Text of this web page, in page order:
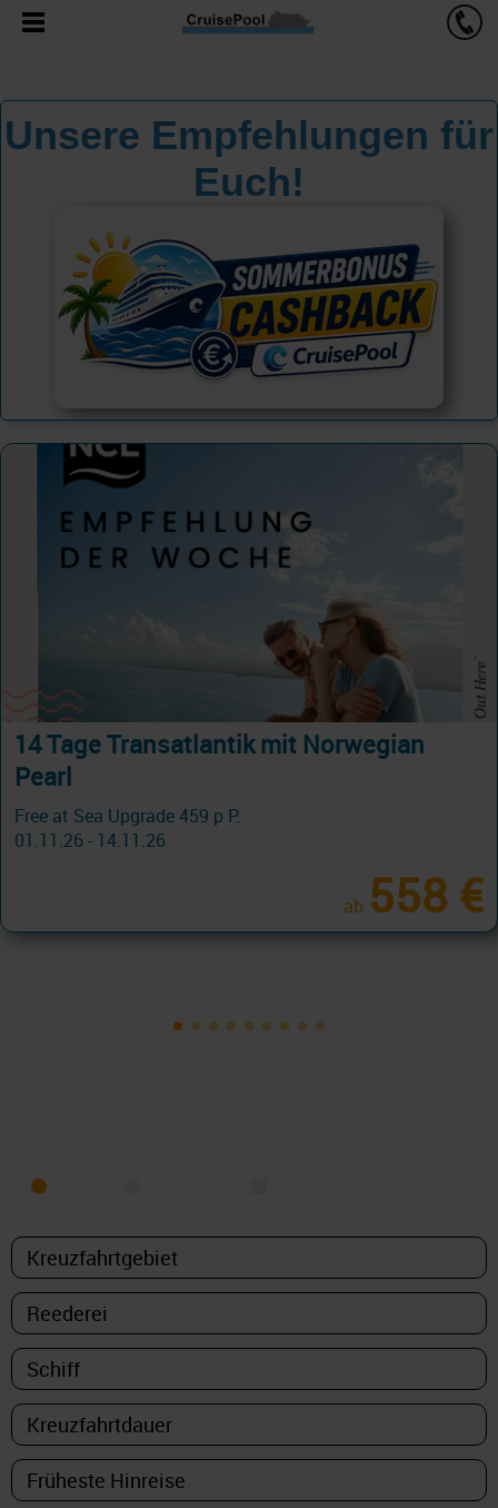
Unsere Empfehlungen für
Euch!
Mit Costa auf die Kanaren inklusive Flug !
Jetzt Winterauszeit buchen...
Costa Flugpaket Kanaren 8 Tage ab/an Las Palmas mit
Cashback
ab799 €